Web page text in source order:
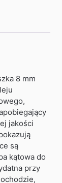
8 mm
jakości
są
kątowa do
przy